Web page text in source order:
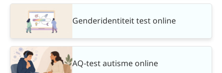
Genderidentiteit test online
AQ-test autisme online